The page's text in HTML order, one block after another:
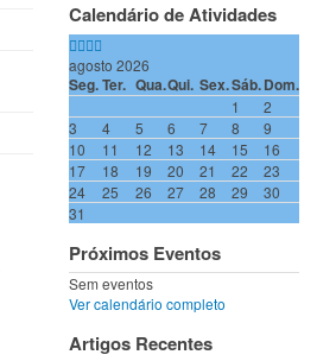
Calendário de Atividades
agosto 2026
Seg.Ter. Qua.Qui. Sex.Sáb.Dom.
1
2
3
4 5 6 7 8
9
10
11 12 13 14 15
16
17
18 19 20 21 22
23
24
25 26 27 28 29
30
31
Próximos Eventos
Sem eventos
Ver calendário completo
Artigos Recentes